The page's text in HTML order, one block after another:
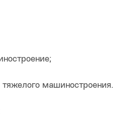
машиностроения.